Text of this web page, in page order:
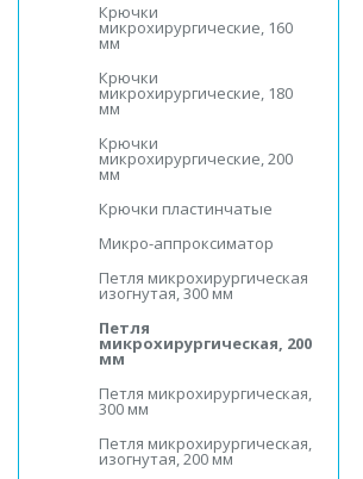
Крючки
микрохирургические, 160
мм
Крючки
микрохирургические, 180
мм
Крючки
микрохирургические, 200
мм
Крючки пластинчатые
Микро-аппроксиматор
Петля микрохирургическая
изогнутая, 300 мм
Петля
микрохирургическая, 200
мм
Петля микрохирургическая,
300 мм
Петля микрохирургическая,
изогнутая, 200 мм